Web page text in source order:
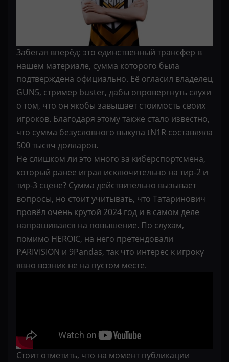
Забегая вперёд: это единственный трансфер в
нашем материале, сумма которого была
подтверждена официально. Её огласил владелец
GUN5, стример buster, дабы опровергнуть слухи
о том, что он якобы завышает стоимость своих
игроков. Благодаря этому также стало известно,
что сумма безусловного выкупа tN1R составляла
500 тысяч долларов.
Не слишком ли это много за киберспортсмена,
который ранее играл исключительно на тир-2 и
тир-3 сцене? Сумма действительно вызывает
вопросы, но стоит учитывать, что Татаринович
провёл очень крутой 2024 год и в самом деле
напрашивался на повышение. По слухам,
помимо HEROIC, на него претендовали
PARIVISION и 9Pandas, так что интерес к игроку
явно возник не на пустом месте.
Стоит отметить, что на момент публикации